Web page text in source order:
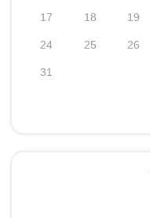
barbacoa; desde la
un porche que hay en
porche hay una mesa